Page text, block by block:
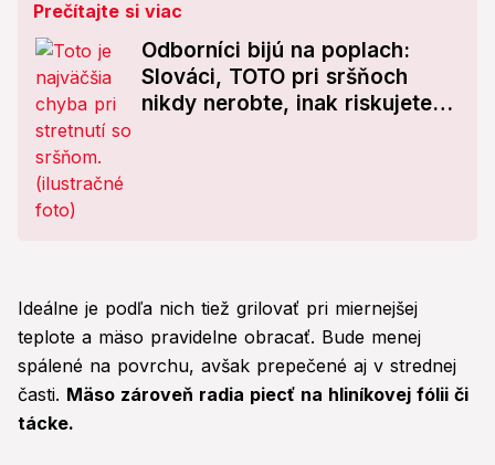
Prečítajte si viac
Odborníci bijú na poplach:
Slováci, TOTO pri sršňoch
nikdy nerobte, inak riskujete
Ideálne je podľa nich tiež grilovať pri miernejšej
teplote a mäso pravidelne obracať. Bude menej
spálené na povrchu, avšak prepečené aj v strednej
časti. Mäso zároveň radia piecť na hliníkovej fólii či
tácke.